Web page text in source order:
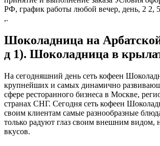
РФ, график работы любой вечер, день, 2 2,
,.
Шоколадница на
д 1). Шоколадница в
На сегодняшний день сеть кофеен
крупнейших и самых динамично
сфере ресторанного бизнеса в Москве,
странах СНГ. Сегодня сеть кофеен
своим клиентам самые разнообразные
только радуют глаз своим внешним видом,
вкусов.